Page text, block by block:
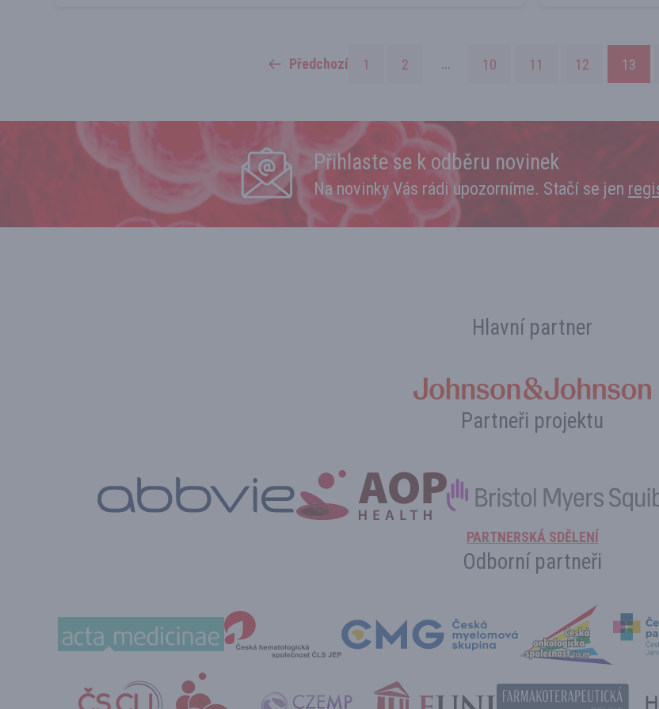
Předchozí 1 2 ... 10 11 12 13
Přihlaste se k odběru novinek
Na novinky Vás rádi upozorníme. Stačí se jen
Hlavní partner
Partneři projektu
PARTNERSKÁ SDĚLENÍ
Odborní partneři